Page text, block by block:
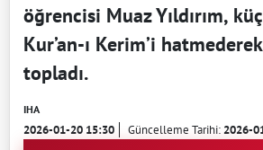
öğrencisi Muaz Yıldırım,
Kur’an-ı Kerim’i
topladı.
IHA
2026-01-20 15:30 Güncelleme Tarihi:2026-